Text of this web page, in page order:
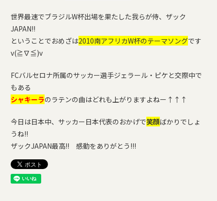
世界最速でブラジルW杯出場を果たした我らが侍、ザック
JAPAN!!
ということでおめざは2010南アフリカW杯のテーマソングです
v(≧∇≦)v
FCバルセロナ所属のサッカー選手ジェラール・ピケと交際中で
もある
シャキーラのラテンの曲はどれも上がりますよねー↑↑↑
今日は日本中、サッカー日本代表のおかげで笑顔ばかりでしょ
うね!!
ザックJAPAN最高!! 感動をありがとう!!!